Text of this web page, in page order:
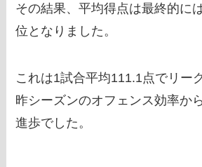
その結果、平均得点は最終的に
位となりました。
これは1試合平均111.1点でリー
昨シーズンのオフェンス効率か
進歩でした。